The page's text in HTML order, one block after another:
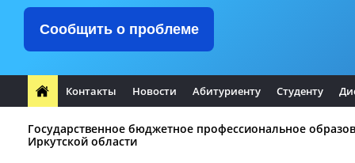
Сообщить о проблеме
Контакты Новости Абитуриенту Студенту
Государственное бюджетное профессиональное
Иркутской области